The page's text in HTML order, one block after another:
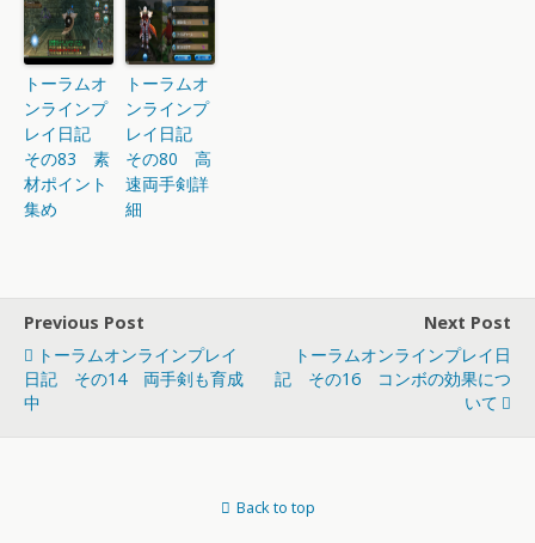
トーラムオ
ンラインプ
レイ日記
その83 素
材ポイント
集め
トーラムオ
ンラインプ
レイ日記
その80 高
速両手剣詳
細
Previous Post
トーラムオンラインプレイ
日記 その14 両手剣も育成
中
Next Post
トーラムオンラインプレイ日
記 その16 コンボの効果につ
いて
Back to top